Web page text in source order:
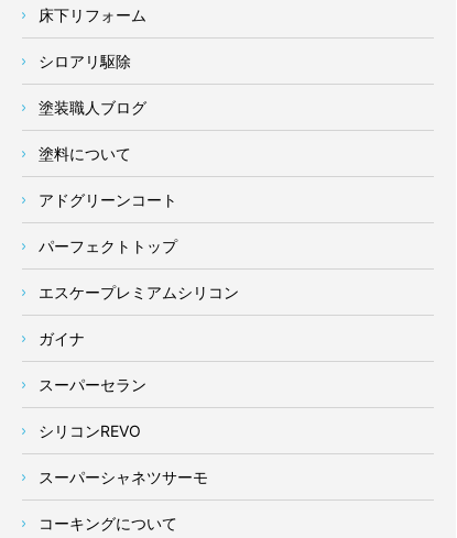
床下リフォーム
シロアリ駆除
塗装職人ブログ
塗料について
アドグリーンコート
パーフェクトトップ
エスケープレミアムシリコン
ガイナ
スーパーセラン
シリコンREVO
スーパーシャネツサーモ
コーキングについて